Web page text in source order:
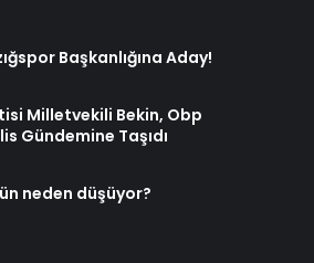
Başkanlığına Aday!
Milletvekili Bekin, Obp
Gündemine Taşıdı
neden düşüyor?